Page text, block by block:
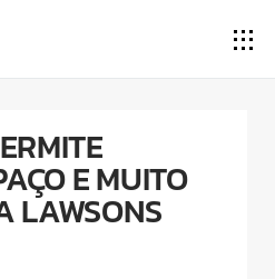
E MUITO
LAWSONS